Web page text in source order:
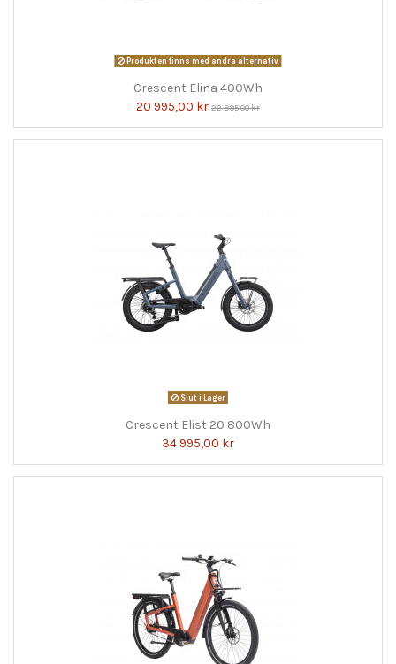
Produkten finns med andra alternativ
Crescent Elina 400Wh
20 995,00 kr 22 995,00 kr
Slut i Lager
Crescent Elist 20 800Wh
34 995,00 kr